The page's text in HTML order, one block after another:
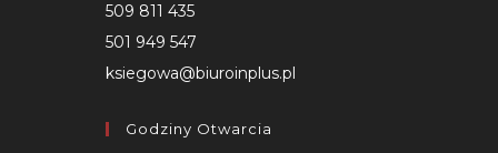
509 811 435
501 949 547
ksiegowa@biuroinplus.pl
Godziny Otwarcia